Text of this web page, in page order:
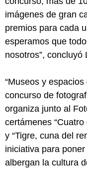
imágenes de gran
premios para cada
esperamos que
nosotros”, concluyó
“Museos y
concurso de
organiza junto al
certámenes “Cuatro
y “Tigre, cuna del
iniciativa para
albergan la cultura